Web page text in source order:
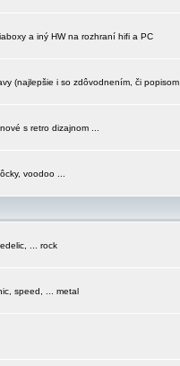
a iný HW na rozhraní hifi a PC
(najlepšie i so zdôvodnením, či
s retro dizajnom ...
voodoo ...
... rock
speed, ... metal